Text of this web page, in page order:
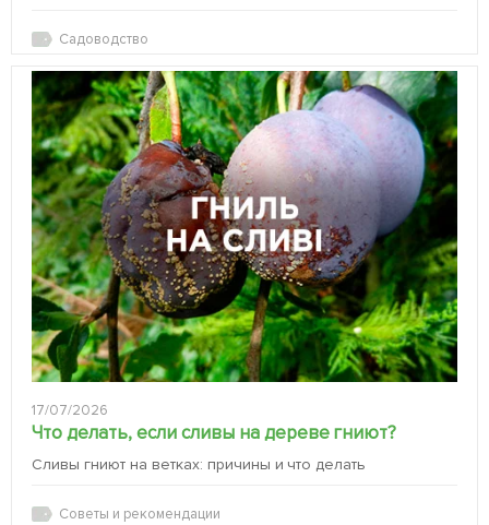
Садоводство
17/07/2026
Что делать, если сливы на дереве гниют?
Сливы гниют на ветках: причины и что делать
Советы и рекомендации